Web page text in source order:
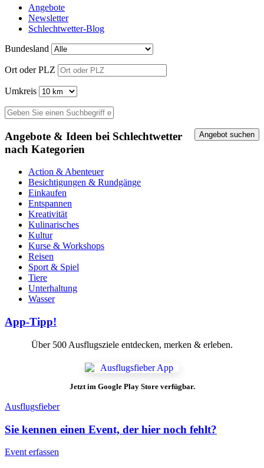
Angebote
Newsletter
Schlechtwetter-Blog
Bundesland
Ort oder PLZ
Umkreis
Angebote & Ideen bei Schlechtwetter
nach Kategorien
Action & Abenteuer
Besichtigungen & Rundgänge
Einkaufen
Entspannen
Kreativität
Kulinarisches
Kultur
Kurse & Workshops
Reisen
Sport & Spiel
Tiere
Unterhaltung
Wasser
App-Tipp!
Über 500 Ausflugsziele entdecken, merken & erleben.
Jetzt im Google Play Store verfügbar.
Ausflugsfieber
Sie kennen einen Event, der hier noch fehlt?
Event erfassen